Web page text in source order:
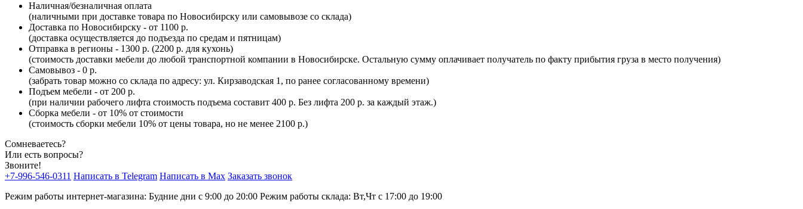
Наличная/безналичная оплата
(наличными при доставке товара по Новосибирску или самовывозе со склада)
Доставка по Новосибирску - от 1100 р.
(доставка осуществляется до подъезда по средам и пятницам)
Отправка в регионы - 1300 р. (2200 р. для кухонь)
(стоимость доставки мебели до любой транспортной компании в Новосибирске. Остальную сумму оплачивает получатель по факту прибытия груза в место получения)
Самовывоз - 0 р.
(забрать товар можно со склада по адресу: ул. Кирзаводская 1, по ранее согласованному времени)
Подъем мебели - от 200 р.
(при наличии рабочего лифта стоимость подъема составит 400 р. Без лифта 200 р. за каждый этаж.)
Сборка мебели - от 10% от стоимости
(стоимость сборки мебели 10% от цены товара, но не менее 2100 р.)
Сомневаетесь?
Или есть вопросы?
Звоните!
+7-996-546-0311 Написать в Telegram Написать в Max Заказать звонок
Режим работы интернет-магазина: Будние дни с 9:00 до 20:00 Режим работы склада: Вт,Чт с 17:00 до 19:00